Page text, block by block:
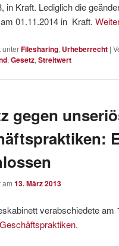
in Kraft. Lediglich die
01.11.2014 in Kraft.
unterFilesharing, Urheberrecht |
, Gesetz, Streitwert
gegen
am 13. März 2013
verabschiedete am
.